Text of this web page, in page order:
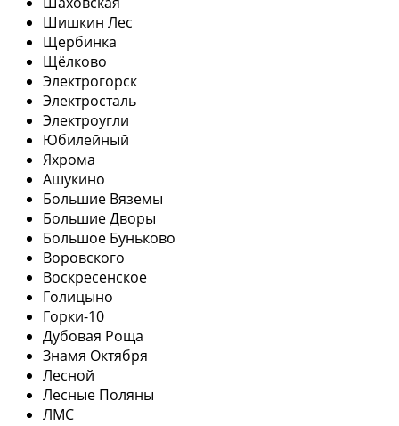
Шишкин Лес
Щербинка
Щёлково
Электрогорск
Электросталь
Электроугли
Юбилейный
Яхрома
Ашукино
Большие Вяземы
Большие Дворы
Большое Буньково
Воровского
Воскресенское
Голицыно
Горки-10
Дубовая Роща
Знамя Октября
Лесной
Лесные Поляны
ЛМС